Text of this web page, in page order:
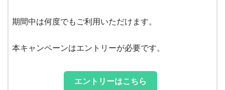
期間中は何度でもご利用いただけます。
本キャンペーンはエントリーが必要です。
エントリーはこちら